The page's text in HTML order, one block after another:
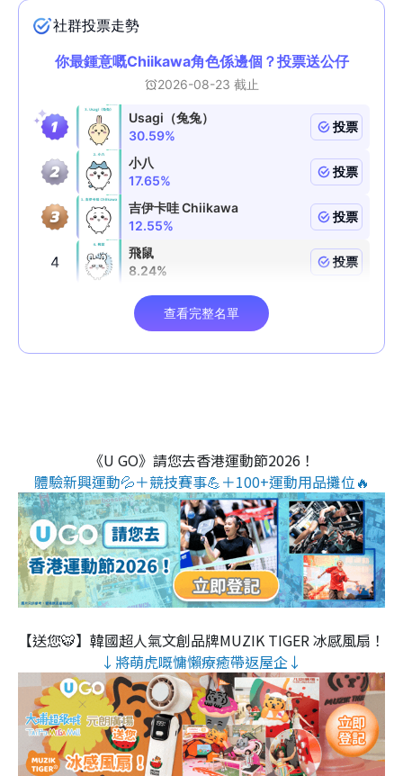
《U GO》請您去香港運動節2026！
體驗新興運動💦＋競技賽事💪＋100+運動用品攤位🔥
【送您🐯】韓國超人氣文創品牌MUZIK TIGER 冰感風扇！
↓將萌虎嘅慵懶療癒帶返屋企↓